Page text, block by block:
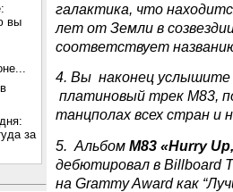
вы
за
галактика, что
лет от Земли в
соответствует
4. Вы наконец
платиновый трек М83,
танцполах всех стран и
5. Альбом М83 «Hurry
дебютировал в Billboard
на Grammy Award как